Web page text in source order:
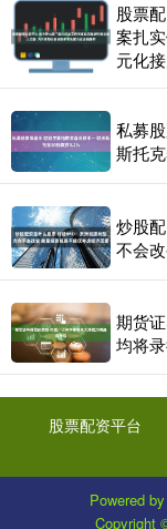
股票
案扎
元化
私募
斯托
炒股
不会
期货
均将
股票配资平台
Powered by
Copyright